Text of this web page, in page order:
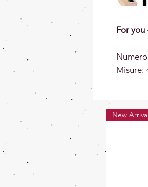
For you
Misure:
New Arrival